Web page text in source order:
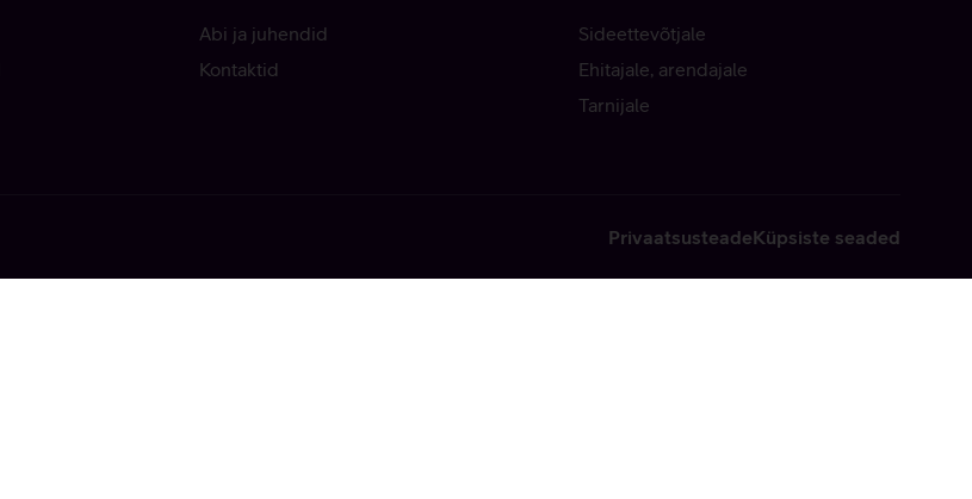
Abi ja juhendid
Kontaktid
Sideettevõtjale
Ehitajale, arendajale
Tarnijale
PrivaatsusteadeKüpsiste seaded